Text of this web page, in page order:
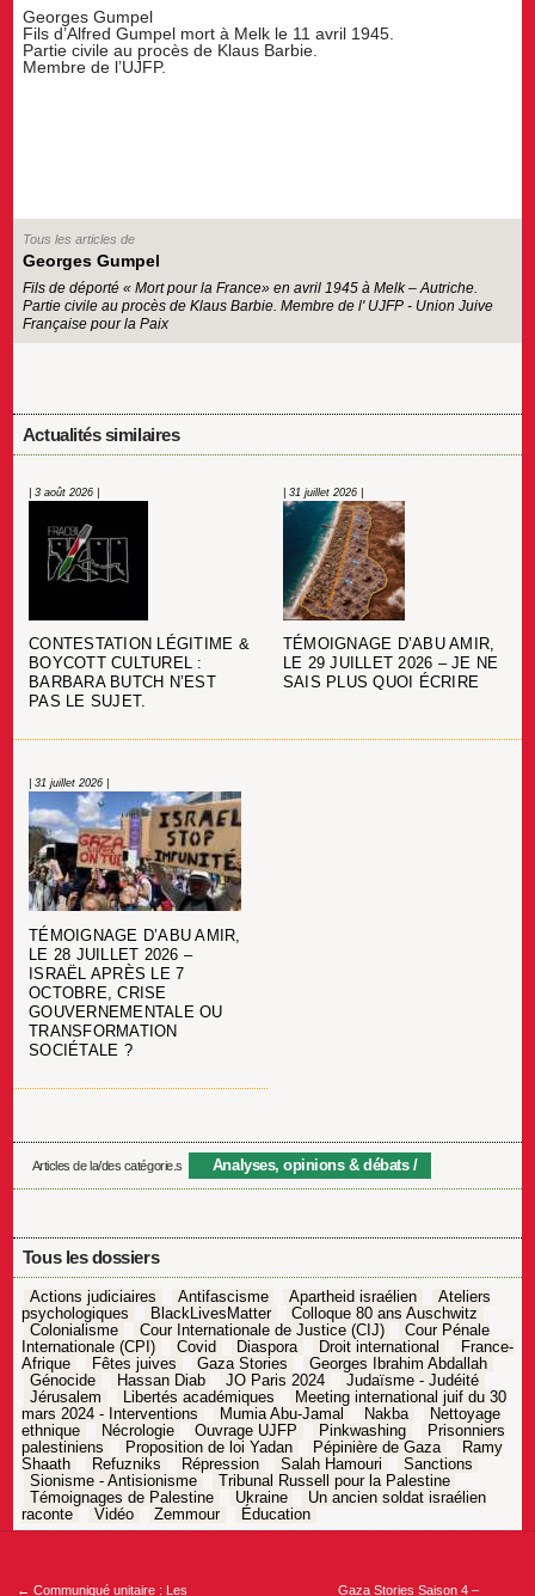
Georges Gumpel
Fils d’Alfred Gumpel mort à Melk le 11 avril 1945.
Partie civile au procès de Klaus Barbie.
Membre de l’UJFP.
Tous les articles de
Georges Gumpel
Fils de déporté « Mort pour la France» en avril 1945 à Melk – Autriche.
Partie civile au procès de Klaus Barbie. Membre de l' UJFP - Union Juive
Française pour la Paix
Actualités similaires
| 3 août 2026 |
CONTESTATION LÉGITIME &
BOYCOTT CULTUREL :
BARBARA BUTCH N’EST
PAS LE SUJET.
| 31 juillet 2026 |
TÉMOIGNAGE D’ABU AMIR,
LE 29 JUILLET 2026 – JE NE
SAIS PLUS QUOI ÉCRIRE
| 31 juillet 2026 |
TÉMOIGNAGE D’ABU AMIR,
LE 28 JUILLET 2026 –
ISRAËL APRÈS LE 7
OCTOBRE, CRISE
GOUVERNEMENTALE OU
TRANSFORMATION
SOCIÉTALE ?
Articles de la/des catégorie.s Analyses, opinions & débats
Tous les dossiers
Actions judiciaires Antifascisme Apartheid israélien
Ateliers
psychologiques
BlackLivesMatter
Colloque 80 ans Auschwitz
Colonialisme
Cour Internationale de Justice (CIJ)
Cour Pénale
Internationale (CPI)
Covid Diaspora Droit international
France-
Afrique
Fêtes juives Gaza Stories
Georges Ibrahim Abdallah
Génocide
Hassan Diab JO Paris 2024
Judaïsme - Judéité
Jérusalem
Libertés académiques
Meeting international juif du 30
mars 2024 - Interventions
Mumia Abu-Jamal Nakba
Nettoyage
ethnique
Nécrologie Ouvrage UJFP Pinkwashing
Prisonniers
palestiniens
Proposition de loi Yadan Pépinière de Gaza
Ramy
Shaath
Refuzniks Répression Salah Hamouri
Sanctions
Sionisme - Antisionisme
Tribunal Russell pour la Palestine
Témoignages de Palestine
Ukraine
Un ancien soldat israélien
raconte
Vidéo Zemmour Éducation
Navigation
← Communiqué unitaire : Les
Gaza Stories Saison 4 –